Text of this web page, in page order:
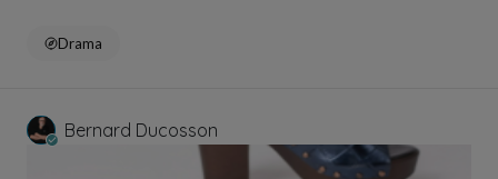
Drama
Bernard Ducosson